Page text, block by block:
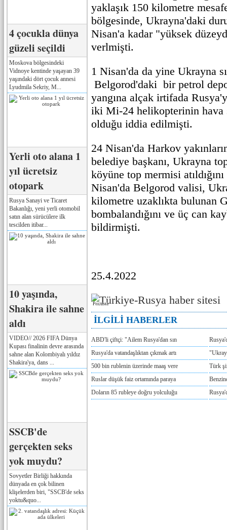
4 çocukla dünya
güzeli seçildi
Moskova bölgesindeki
Vidnoye kentinde yaşayan 39
yaşındaki dört çocuk annesi
Lyudmila Sekriy, M...
Yerli oto alana 1
yıl ücretsiz
otopark
Rusya Sanayi ve Ticaret
Bakanlığı, yeni yerli otomobil
satın alan sürücülere ilk
tescilden itibar...
10 yaşında,
Shakira ile sahne
aldı
VIDEO// 2026 FIFA Dünya
Kupası finalinin devre arasında
sahne alan Kolombiyalı yıldız
Shakira'ya, dans ...
SSCB'de
gerçekten seks
yok muydu?
Sovyetler Birliği hakkında
dünyada en çok bilinen
klişelerden biri, "SSCB'de seks
yoktu&quo...
yaklaşık 150 kilometre
bölgesinde, Ukrayna'daki
Nisan'a kadar "yüksek
verlmişti.
1 Nisan'da da yine Ukrayna
Belgorod'daki bir petrol
yangına alçak irtifada
iki Mi-24 helikopterinin hava
olduğu iddia edilmişti.
24 Nisan'da Harkov
belediye başkanı, Ukrayna
köyüne top mermisi
Nisan'da Belgorod valisi,
kilometre uzaklıkta bulunan
bombalandığını ve üç can
bildirmişti.
25.4.2022
Реклама
İLGİLİ HABERLER
ABD'li çiftçi: "Ailem Rusya'dan sın
Rusya'da vatandaşlıktan çıkmak artı
500 bin rublenin üzerinde maaş vere
Türk
Ruslar düşük faiz ortamında paraya
Doların 85 rubleye doğru yolculuğu